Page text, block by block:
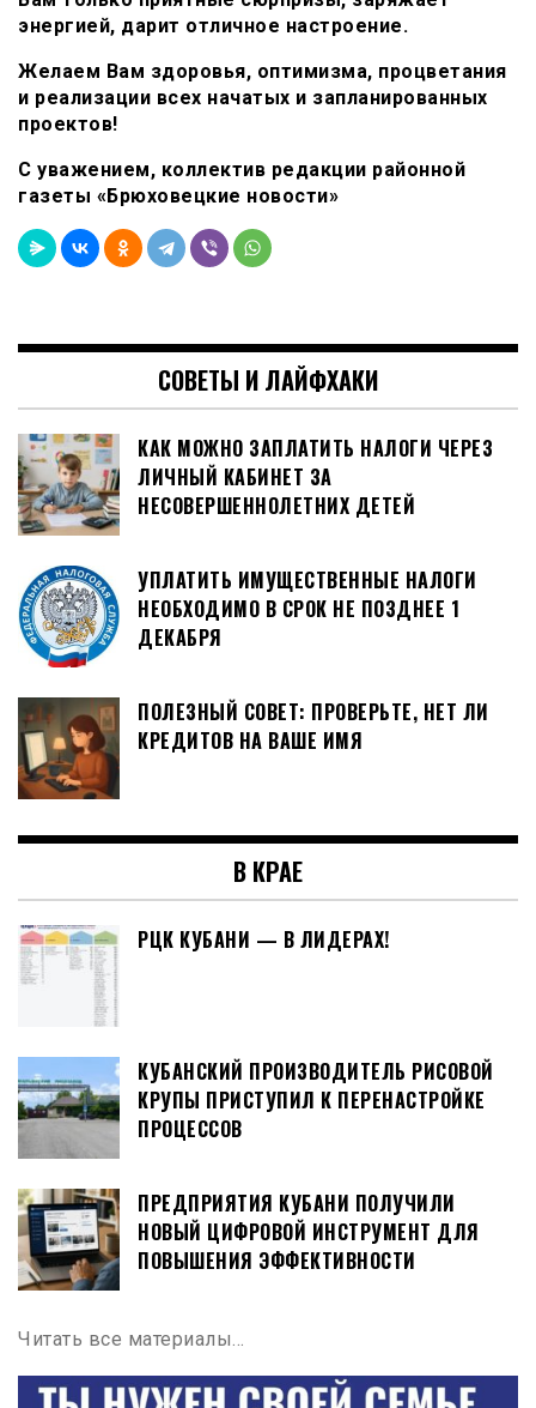
энергией, дарит отличное настроение.
Желаем Вам здоровья, оптимизма, процветания
и реализации всех начатых и запланированных
проектов!
С уважением, коллектив редакции районной
газеты «Брюховецкие новости»
СОВЕТЫ И ЛАЙФХАКИ
КАК МОЖНО ЗАПЛАТИТЬ НАЛОГИ ЧЕРЕЗ
ЛИЧНЫЙ КАБИНЕТ ЗА
НЕСОВЕРШЕННОЛЕТНИХ ДЕТЕЙ
УПЛАТИТЬ ИМУЩЕСТВЕННЫЕ НАЛОГИ
НЕОБХОДИМО В СРОК НЕ ПОЗДНЕЕ 1
ДЕКАБРЯ
ПОЛЕЗНЫЙ СОВЕТ: ПРОВЕРЬТЕ, НЕТ ЛИ
КРЕДИТОВ НА ВАШЕ ИМЯ
В КРАЕ
РЦК КУБАНИ — В ЛИДЕРАХ!
КУБАНСКИЙ ПРОИЗВОДИТЕЛЬ РИСОВОЙ
КРУПЫ ПРИСТУПИЛ К ПЕРЕНАСТРОЙКЕ
ПРОЦЕССОВ
ПРЕДПРИЯТИЯ КУБАНИ ПОЛУЧИЛИ
НОВЫЙ ЦИФРОВОЙ ИНСТРУМЕНТ ДЛЯ
ПОВЫШЕНИЯ ЭФФЕКТИВНОСТИ
Читать все материалы…